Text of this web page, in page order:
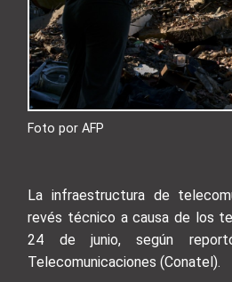
Foto por AFP
La infraestructura de
revés técnico a causa de los
24 de junio, según
Telecomunicaciones (Conatel).